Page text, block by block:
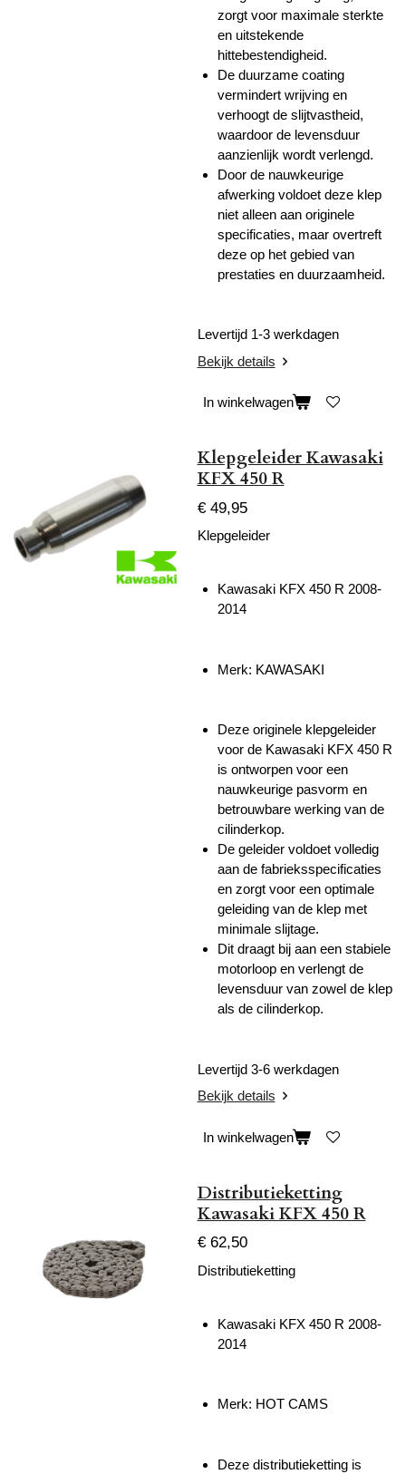
zorgt voor maximale sterkte
en uitstekende
hittebestendigheid.
De duurzame coating
vermindert wrijving en
verhoogt de slijtvastheid,
waardoor de levensduur
aanzienlijk wordt verlengd.
Door de nauwkeurige
afwerking voldoet deze klep
niet alleen aan originele
specificaties, maar overtreft
deze op het gebied van
prestaties en duurzaamheid.
Levertijd 1-3 werkdagen
Bekijk details
In winkelwagen
Klepgeleider Kawasaki
KFX 450 R
€ 49,95
Klepgeleider
Kawasaki KFX 450 R 2008-
2014
Merk: KAWASAKI
Deze originele klepgeleider
voor de Kawasaki KFX 450 R
is ontworpen voor een
nauwkeurige pasvorm en
betrouwbare werking van de
cilinderkop.
De geleider voldoet volledig
aan de fabrieksspecificaties
en zorgt voor een optimale
geleiding van de klep met
minimale slijtage.
Dit draagt bij aan een stabiele
motorloop en verlengt de
levensduur van zowel de klep
als de cilinderkop.
Levertijd 3-6 werkdagen
Bekijk details
In winkelwagen
Distributieketting
Kawasaki KFX 450 R
€ 62,50
Distributieketting
Kawasaki KFX 450 R 2008-
2014
Merk: HOT CAMS
Deze distributieketting is